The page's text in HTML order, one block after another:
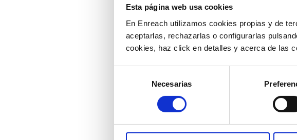
Esta página web usa cookies
En Enreach utilizamos cookies propias y de
aceptarlas, rechazarlas o configurarlas
cookies, haz click en detalles y acerca de las
consentimiento
Necesarias
NPS (Net Promoter Score),
Tiempo medio de resolución.
5. DESARROLLO
Una de las grandes
integrarse con el CRM
y otros
Por ejemplo: